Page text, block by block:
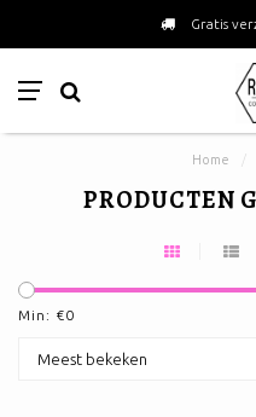
Gratis
Home
PRODUCTEN
Min: €0